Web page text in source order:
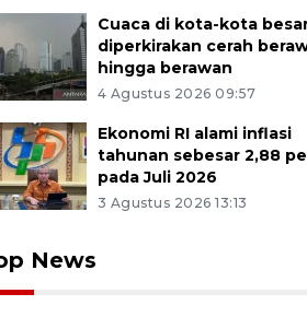
Cuaca di kota-kota
diperkirakan cerah
hingga berawan
4 Agustus 2026 09:57
Ekonomi RI alami inflasi
tahunan sebesar 2,88
pada Juli 2026
3 Agustus 2026 13:13
News